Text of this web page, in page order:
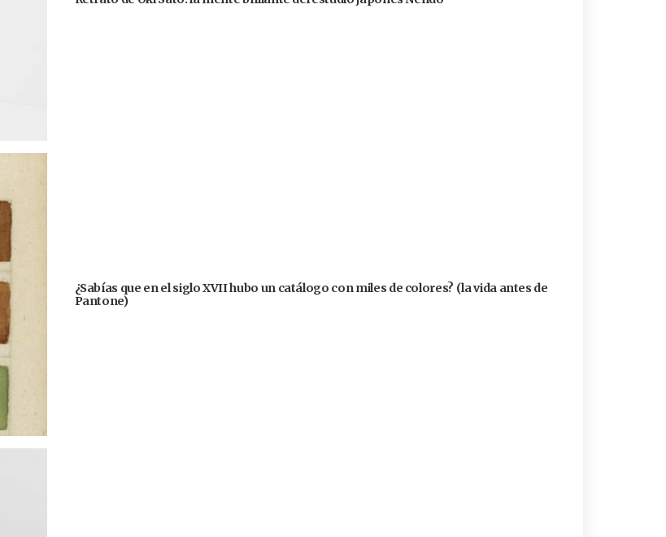
¿Sabías que en el siglo XVII hubo un catálogo con miles de colores? (la vida antes de
Pantone)